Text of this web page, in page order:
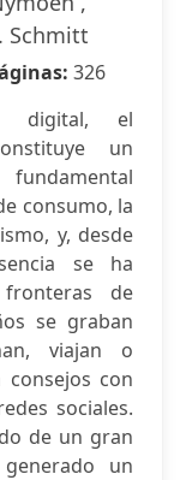
Schmitt
326
digital, el
un
consumo, la
y, desde
se ha
de
se graban
viajan o
con
sociales.
de un gran
un